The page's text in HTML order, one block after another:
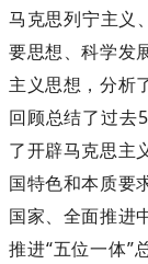
马克思列宁主义
要思想、科学发
主义思想，分析
回顾总结了过去
了开辟马克思主
国特色和本质要
国家、全面推进
推进“五位一体”